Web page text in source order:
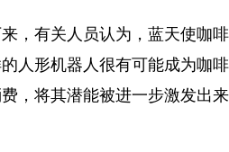
，有关人员认为，蓝天使咖
人形机器人很有可能成为咖
，将其潜能被进一步激发出